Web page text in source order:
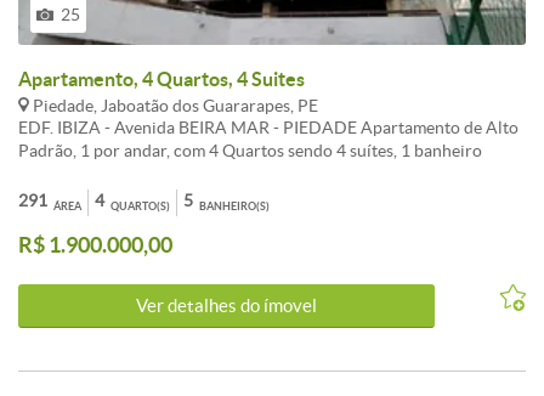
25
Apartamento, 4 Quartos, 4 Suites
Piedade, Jaboatão dos Guararapes, PE
EDF. IBIZA - Avenida BEIRA MAR - PIEDADE Apartamento de Alto
Padrão, 1 por andar, com 4 Quartos sendo 4 suítes, 1 banheiro
Corredor, Cozinha, Dependência de empregada, Despensa Lavabo,
Vista p/ Mar Área privativa: 291,00m² 2 Elevadores, 1 unidades por
andar, 22 andares, Antena Coletiva, Central de Gás, Churrasqueira,
Jardim interno, Piscina, Poço Artesiano, Rua Calçada, Sala de
Ginástica e Salão de festas, Beira Mar, Cerca Elétrica, Pista de
ÁREA
291 QUARTO(S)
4 BANHEIRO(S)
5
R$ 1.900.000,00
Ver detalhes do ímovel